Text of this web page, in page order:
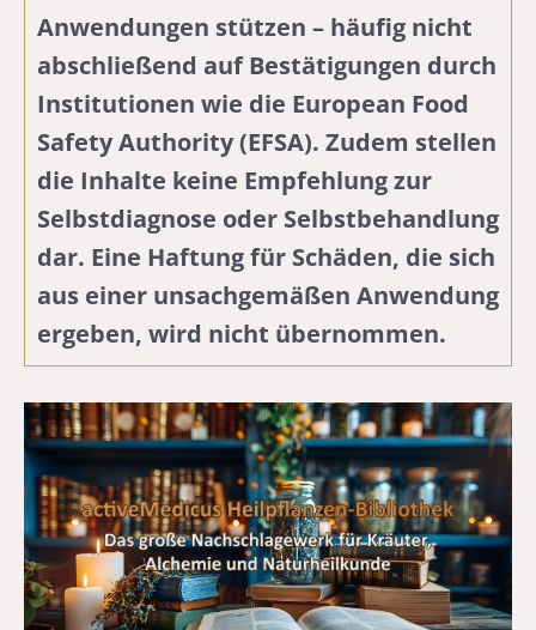
Anwendungen stützen – häufig nicht
abschließend auf Bestätigungen durch
Institutionen wie die European Food
Safety Authority (EFSA). Zudem stellen
die Inhalte keine Empfehlung zur
Selbstdiagnose oder Selbstbehandlung
dar. Eine Haftung für Schäden, die sich
aus einer unsachgemäßen Anwendung
ergeben, wird nicht übernommen.